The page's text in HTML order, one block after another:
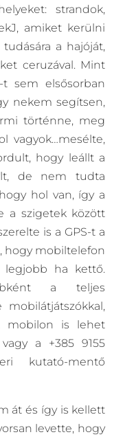
strandok,
amiket kerülni
a hajóját,
ceruzával. Mint
sem elsősorban
nekem segítsen,
történne, meg
vagyok…mesélte,
hogy leállt a
de nem tudta
hol van, így a
a szigetek között
is a GPS-t a
hogy mobiltelefon
ha kettő.
a teljes
mobilon is lehet
a +385 9155
kutató-mentő
át és így is kellett
levette, hogy